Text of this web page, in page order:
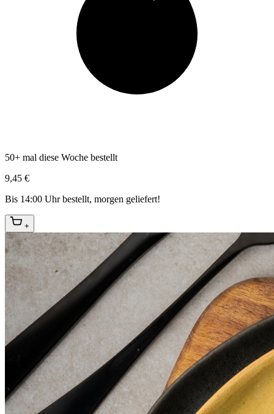
50+ mal diese Woche bestellt
9,45 €
Bis 14:00 Uhr bestellt, morgen geliefert!
+